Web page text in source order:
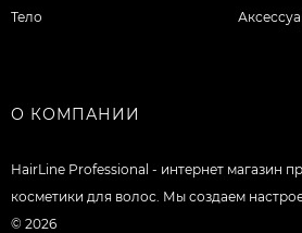
Тело
О КОМПАНИИ
HairLine Professional - интернет магазин
косметики для волос. Мы создаем
© 2026